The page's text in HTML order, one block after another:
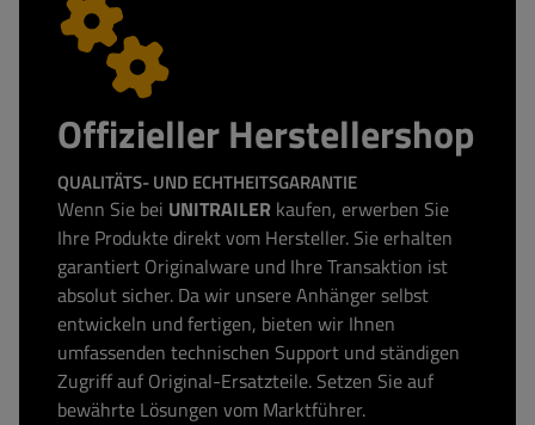
Offizieller Herstellershop
QUALITÄTS- UND ECHTHEITSGARANTIE
Wenn Sie bei UNITRAILER kaufen, erwerben Sie
Ihre Produkte direkt vom Hersteller. Sie erhalten
garantiert Originalware und Ihre Transaktion ist
absolut sicher. Da wir unsere Anhänger selbst
entwickeln und fertigen, bieten wir Ihnen
umfassenden technischen Support und ständigen
Zugriff auf Original-Ersatzteile. Setzen Sie auf
bewährte Lösungen vom Marktführer.